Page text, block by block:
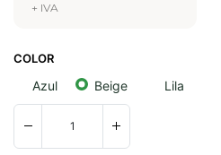
+ IVA
COLOR
Azul Beige Lila